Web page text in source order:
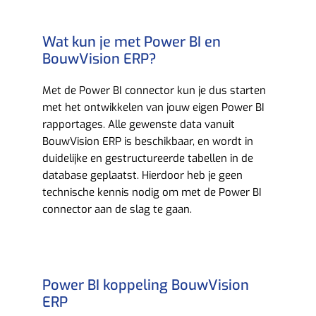
Power BI koppeling BouwVision
ERP
Wat kun je met Power BI en
BouwVision ERP?​
Met de Power BI connector kun je dus starten
met het ontwikkelen van jouw eigen Power BI
rapportages. Alle gewenste data vanuit
BouwVision ERP is beschikbaar, en wordt in
duidelijke en gestructureerde tabellen in de
database geplaatst. Hierdoor heb je geen
technische kennis nodig om met de Power BI
connector aan de slag te gaan.